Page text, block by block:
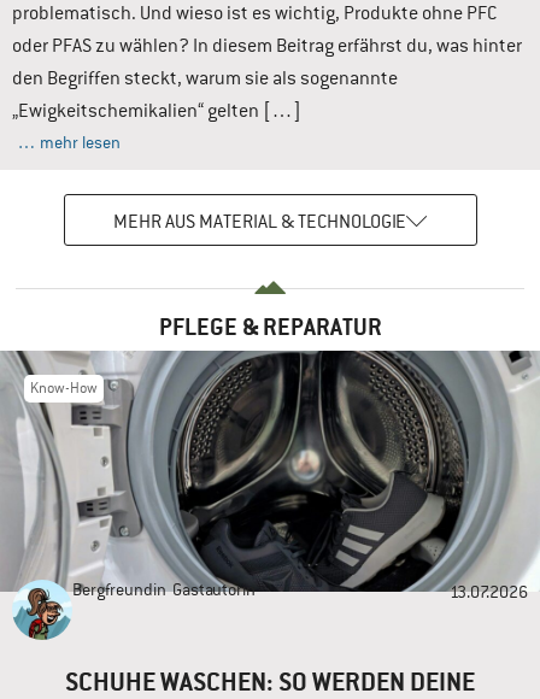
problematisch. Und wieso ist es wichtig, Produkte ohne PFC
oder PFAS zu wählen? In diesem Beitrag erfährst du, was hinter
den Begriffen steckt, warum sie als sogenannte
„Ewigkeitschemikalien“ gelten […]
… mehr lesen
MEHR AUS MATERIAL & TECHNOLOGIE
PFLEGE & REPARATUR
Know-How
Bergfreundin Gastautorin 13.07.2026
SCHUHE WASCHEN: SO WERDEN DEINE